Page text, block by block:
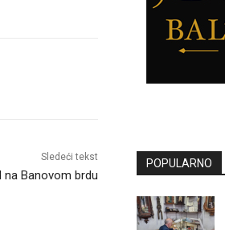
Sledeći tekst
na Banovom brdu
POPULARNO